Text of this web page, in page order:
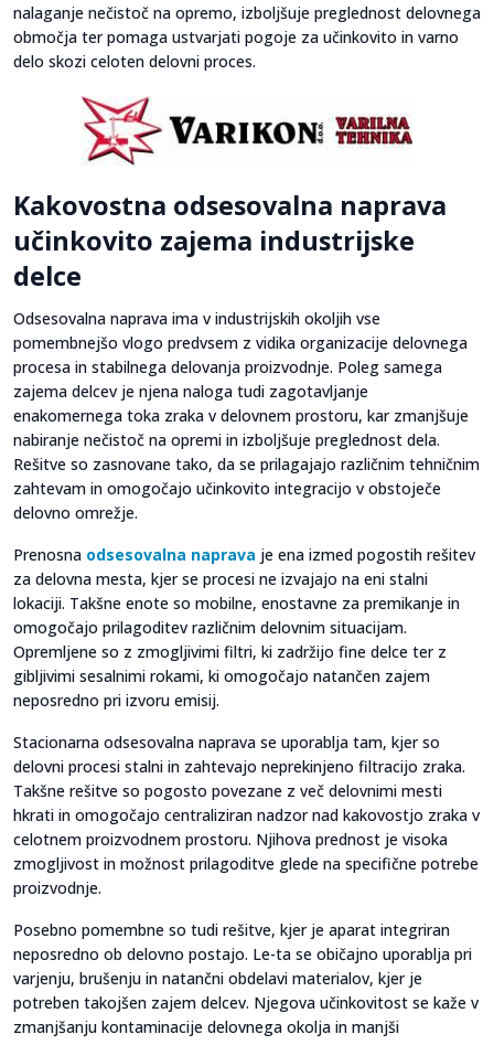
nalaganje nečistoč na opremo, izboljšuje preglednost delovnega
območja ter pomaga ustvarjati pogoje za učinkovito in varno
delo skozi celoten delovni proces.
Kakovostna odsesovalna naprava
učinkovito zajema industrijske
delce
Odsesovalna naprava ima v industrijskih okoljih vse
pomembnejšo vlogo predvsem z vidika organizacije delovnega
procesa in stabilnega delovanja proizvodnje. Poleg samega
zajema delcev je njena naloga tudi zagotavljanje
enakomernega toka zraka v delovnem prostoru, kar zmanjšuje
nabiranje nečistoč na opremi in izboljšuje preglednost dela.
Rešitve so zasnovane tako, da se prilagajajo različnim tehničnim
zahtevam in omogočajo učinkovito integracijo v obstoječe
delovno omrežje.
Prenosna odsesovalna naprava je ena izmed pogostih rešitev
za delovna mesta, kjer se procesi ne izvajajo na eni stalni
lokaciji. Takšne enote so mobilne, enostavne za premikanje in
omogočajo prilagoditev različnim delovnim situacijam.
Opremljene so z zmogljivimi filtri, ki zadržijo fine delce ter z
gibljivimi sesalnimi rokami, ki omogočajo natančen zajem
neposredno pri izvoru emisij.
Stacionarna odsesovalna naprava se uporablja tam, kjer so
delovni procesi stalni in zahtevajo neprekinjeno filtracijo zraka.
Takšne rešitve so pogosto povezane z več delovnimi mesti
hkrati in omogočajo centraliziran nadzor nad kakovostjo zraka v
celotnem proizvodnem prostoru. Njihova prednost je visoka
zmogljivost in možnost prilagoditve glede na specifične potrebe
proizvodnje.
Posebno pomembne so tudi rešitve, kjer je aparat integriran
neposredno ob delovno postajo. Le-ta se običajno uporablja pri
varjenju, brušenju in natančni obdelavi materialov, kjer je
potreben takojšen zajem delcev. Njegova učinkovitost se kaže v
zmanjšanju kontaminacije delovnega okolja in manjši